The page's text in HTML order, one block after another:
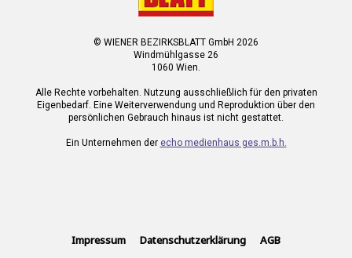
© WIENER BEZIRKSBLATT GmbH 2026
Windmühlgasse 26
1060 Wien.
Alle Rechte vorbehalten. Nutzung ausschließlich für den privaten
Eigenbedarf. Eine Weiterverwendung und Reproduktion über den
persönlichen Gebrauch hinaus ist nicht gestattet.
Ein Unternehmen der echo medienhaus ges.m.b.h.
Impressum Datenschutzerklärung AGB